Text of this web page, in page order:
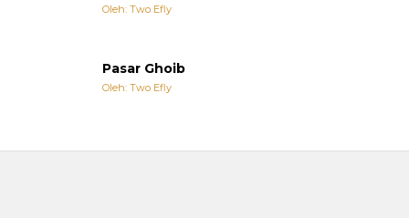
Oleh: Two Efly
Pasar Ghoib
Oleh: Two Efly